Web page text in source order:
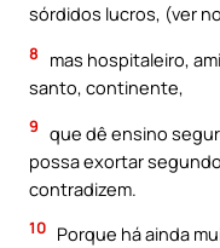
sórdidos lucros, (ver
8
mas hospitaleiro,
santo, continente,
9 que dê ensino
possa exortar
contradizem.
10 Porque há ainda